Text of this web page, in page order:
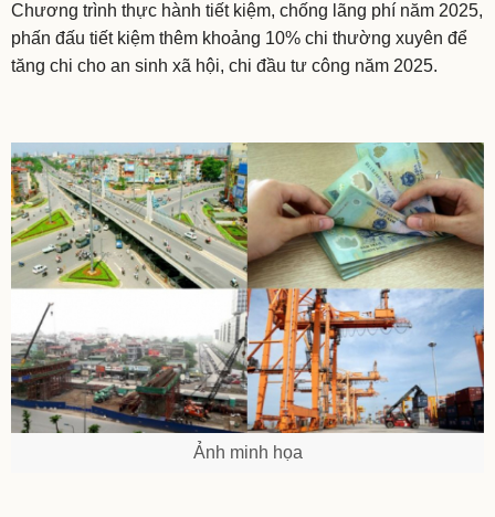
Chương trình thực hành tiết kiệm, chống lãng phí năm 2025,
phấn đấu tiết kiệm thêm khoảng 10% chi thường xuyên để
tăng chi cho an sinh xã hội, chi đầu tư công năm 2025.
Ảnh minh họa